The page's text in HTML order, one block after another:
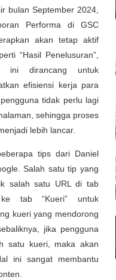
bulan September 2024,
Performa di GSC
akan tetap aktif
“Hasil Penelusuran”,
ini dirancang untuk
efisiensi kerja para
tidak perlu lagi
sehingga proses
lebih lancar.
tips dari Daniel
Salah satu tip yang
salah satu URL di tab
ke tab “Kueri” untuk
kueri yang mendorong
jika pengguna
satu kueri, maka akan
ini sangat membantu